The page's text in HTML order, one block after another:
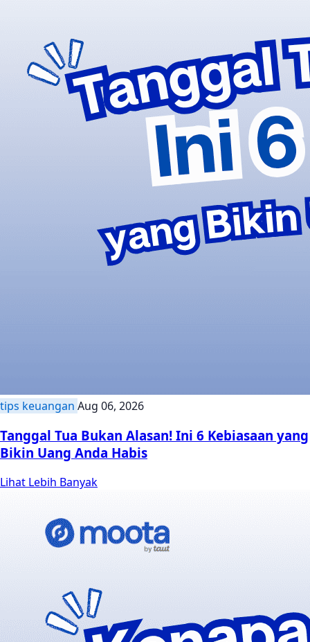
tips keuangan Aug 06, 2026
Tanggal Tua Bukan Alasan! Ini 6 Kebiasaan yang
Bikin Uang Anda Habis
Lihat Lebih Banyak